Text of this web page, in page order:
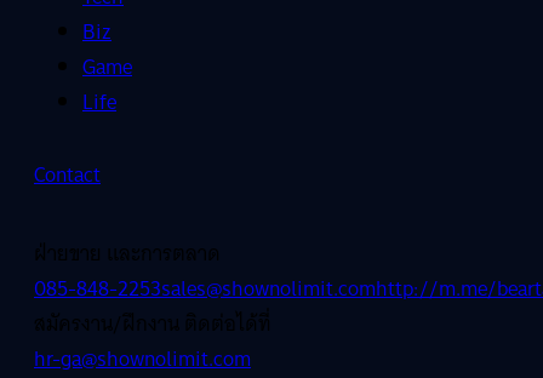
Biz
Game
Life
Contact
ฝ่ายขาย และการตลาด
085-848-2253sales@shownolimit.comhttp://m.me/
สมัครงาน/ฝึกงาน ติดต่อได้ที่
hr-ga@shownolimit.com